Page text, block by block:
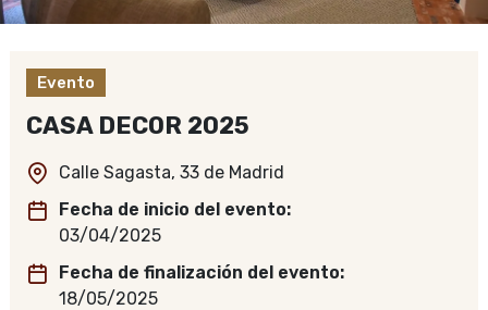
Evento
CASA DECOR 2025
Calle Sagasta, 33 de Madrid
Fecha de inicio del evento
03/04/2025
Fecha de finalización del evento
18/05/2025